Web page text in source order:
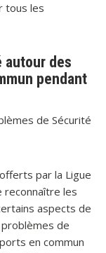
tous les
autour des
pendant
de Sécurité
par la Ligue
reconnaître les
aspects de
de
en commun